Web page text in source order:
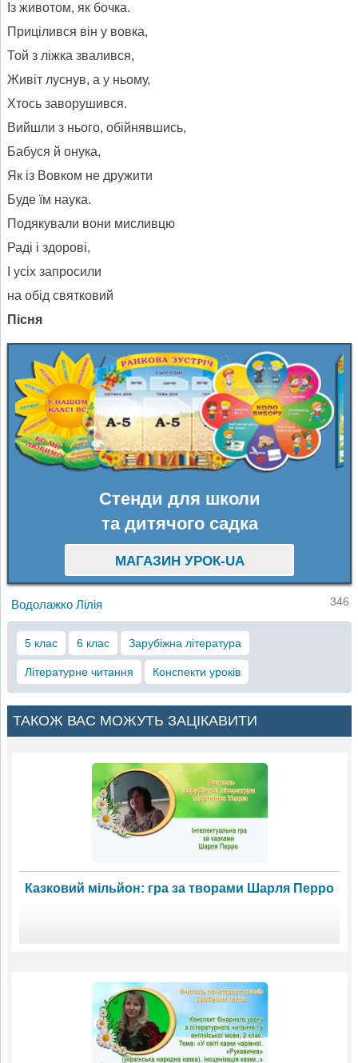
Із животом, як бочка.
Прицілився він у вовка,
Той з ліжка звалився,
Живіт луснув, а у ньому,
Хтось заворушився.
Вийшли з нього, обійнявшись,
Бабуся й онука,
Як із Вовком не дружити
Буде їм наука.
Подякували вони мисливцю
Раді і здорові,
І усіх запросили
на обід святковий
Пісня
Стенди для школи
та дитячого садка
МАГАЗИН УРОК-UA
Водолажко Лілія 346
5 клас 6 клас Зарубіжна література
Літературне читання Конспекти уроків
ТАКОЖ ВАС МОЖУТЬ ЗАЦІКАВИТИ
Казковий мільйон: гра за творами Шарля Перро